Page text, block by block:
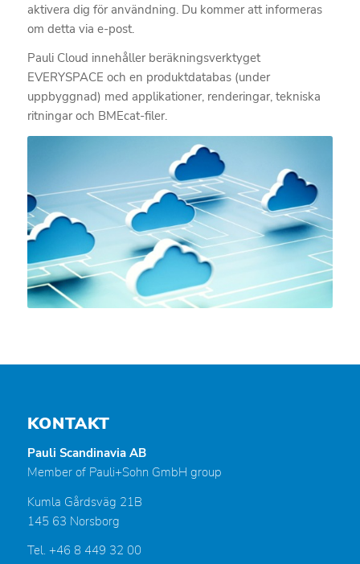
aktivera dig för användning. Du kommer att informeras
om detta via e-post.
Pauli Cloud innehåller beräkningsverktyget
EVERYSPACE och en produktdatabas (under
uppbyggnad) med applikationer, renderingar, tekniska
ritningar och BMEcat-filer.
KONTAKT
Pauli Scandinavia AB
Member of Pauli+Sohn GmbH group
Kumla Gårdsväg 21B
145 63 Norsborg
Tel. +46 8 449 32 00